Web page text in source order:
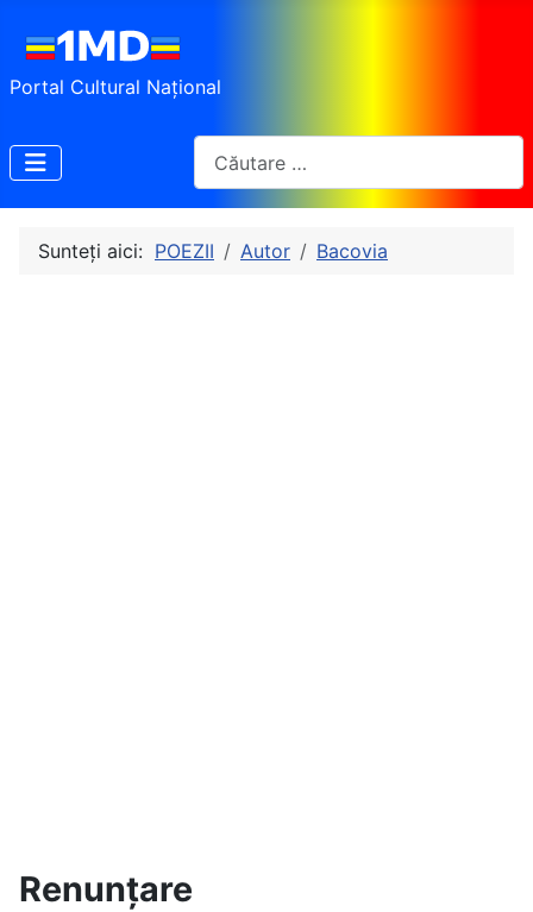
Portal Cultural Național
Sunteți aici: POEZII Autor Bacovia
Renunțare